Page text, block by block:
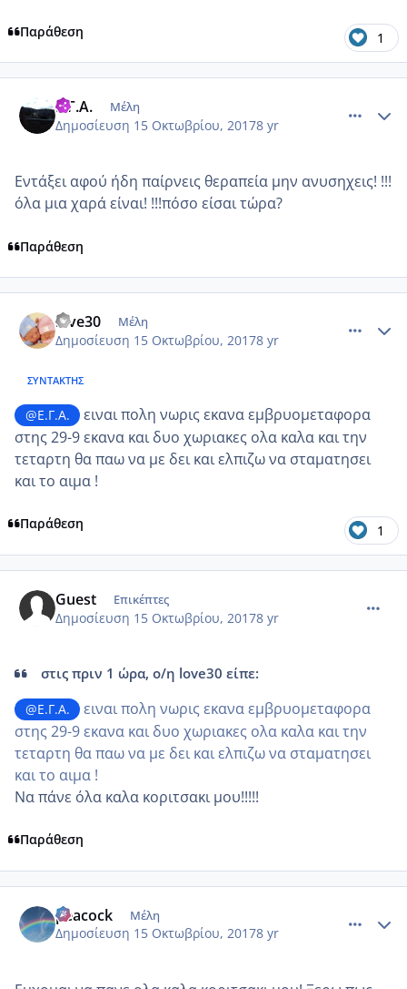
Παράθεση 1
Ε.Γ.Α. Μέλη
Δημοσίευση 15 Οκτωβρίου, 20178 yr
Εντάξει αφού ήδη παίρνεις θεραπεία μην ανυσηχεις! !!!
όλα μια χαρά είναι! !!!πόσο είσαι τώρα?
Παράθεση
love30 Μέλη
Δημοσίευση 15 Οκτωβρίου, 20178 yr
ΣΥΝΤΆΚΤΗΣ
@Ε.Γ.Α.
ειναι πολη νωρις εκανα εμβρυομεταφορα
στης 29-9 εκανα και δυο χωριακες ολα καλα και την
τεταρτη θα παω να με δει και ελπιζω να σταματησει
και το αιμα !
Παράθεση 1
Guest Επικέπτες
Δημοσίευση 15 Οκτωβρίου, 20178 yr
στις πριν 1 ώρα, ο/η love30 είπε:
@Ε.Γ.Α.
ειναι πολη νωρις εκανα εμβρυομεταφορα
στης 29-9 εκανα και δυο χωριακες ολα καλα και την
τεταρτη θα παω να με δει και ελπιζω να σταματησει
και το αιμα !
Να πάνε όλα καλα κοριτσακι μου!!!!!
Παράθεση
peacock Μέλη
Δημοσίευση 15 Οκτωβρίου, 20178 yr